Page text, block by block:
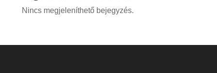
Nincs megjeleníthető bejegyzés.